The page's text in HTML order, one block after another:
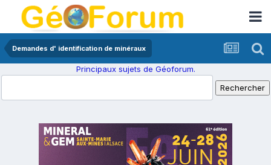
Demandes d' identification de minéraux
Principaux sujets de Géoforum.